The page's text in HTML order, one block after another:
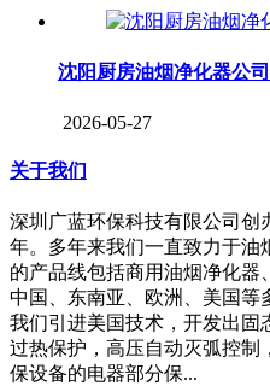
沈阳厨房油烟净化器公司
2026-05-27
关于我们
深圳广蓝环保科技有限公司创
年。多年来我们一直致力于油
的产品线包括商用油烟净化器
中国、东南亚、欧洲、美国等
我们引进美国技术，开发出固
过热保护，高压自动灭弧控制
保设备的电器部分保...